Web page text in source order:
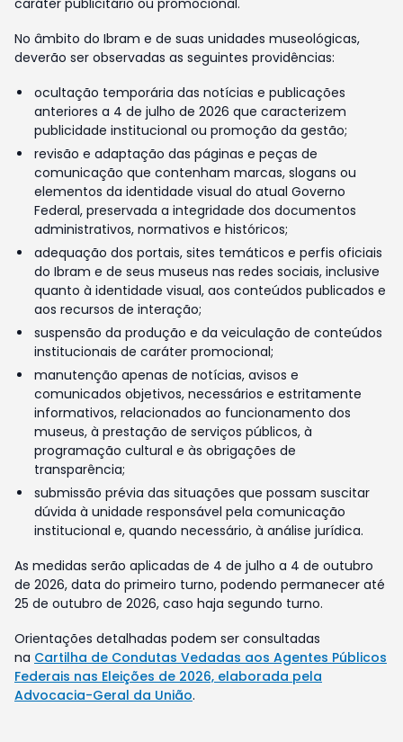
caráter publicitário ou promocional.
No âmbito do Ibram e de suas unidades museológicas,
deverão ser observadas as seguintes providências:
ocultação temporária das notícias e publicações
anteriores a 4 de julho de 2026 que caracterizem
publicidade institucional ou promoção da gestão;
revisão e adaptação das páginas e peças de
comunicação que contenham marcas, slogans ou
elementos da identidade visual do atual Governo
Federal, preservada a integridade dos documentos
administrativos, normativos e históricos;
adequação dos portais, sites temáticos e perfis oficiais
do Ibram e de seus museus nas redes sociais, inclusive
quanto à identidade visual, aos conteúdos publicados e
aos recursos de interação;
suspensão da produção e da veiculação de conteúdos
institucionais de caráter promocional;
manutenção apenas de notícias, avisos e
comunicados objetivos, necessários e estritamente
informativos, relacionados ao funcionamento dos
museus, à prestação de serviços públicos, à
programação cultural e às obrigações de
transparência;
submissão prévia das situações que possam suscitar
dúvida à unidade responsável pela comunicação
institucional e, quando necessário, à análise jurídica.
As medidas serão aplicadas de 4 de julho a 4 de outubro
de 2026, data do primeiro turno, podendo permanecer até
25 de outubro de 2026, caso haja segundo turno.
Orientações detalhadas podem ser consultadas
na Cartilha de Condutas Vedadas aos Agentes Públicos
Federais nas Eleições de 2026, elaborada pela
Advocacia-Geral da União.